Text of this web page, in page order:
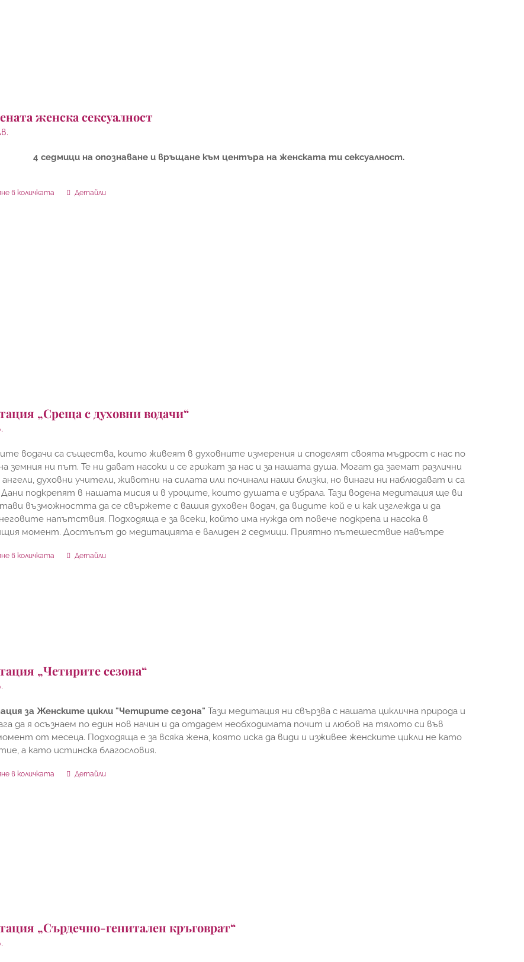
женска сексуалност
4 седмици на опознаване и връщане към центъра на женската ти сексуалност.
в количката Детайли
„Среща с духовни водачи“
водачи са същества, които живеят в духовните измерения и споделят своята мъдрост с нас по
земния ни път. Те ни дават насоки и се грижат за нас и за нашата душа. Могат да заемат различни
духовни учители, животни на силата или починали наши близки, но винаги ни наблюдават и са
Дани подкрепят в нашата мисия и в уроците, които душата е избрала. Тази водена медитация ще ви
възможността да се свържете с вашия духовен водач, да видите кой е и как изглежда и да
напътствия. Подходяща е за всеки, който има нужда от повече подкрепа и насока в
момент. Достъпът до медитацията е валиден 2 седмици. Приятно пътешествие навътре
в количката Детайли
„Четирите сезона“
за Женските цикли "Четирите сезона" Тази медитация ни свързва с нашата циклична природа и
да я осъзнаем по един нов начин и да отдадем необходимата почит и любов на тялото си във
от месеца. Подходяща е за всяка жена, която иска да види и изживее женските цикли не като
а като истинска благословия.
в количката Детайли
„Сърдечно-генитален кръговрат“